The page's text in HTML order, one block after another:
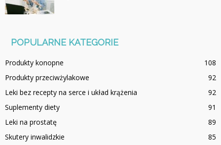
POPULARNE KATEGORIE
Produkty konopne
108
Produkty przeciwżylakowe
92
Leki bez recepty na serce i układ krążenia
92
Suplementy diety
91
Leki na prostatę
89
Skutery inwalidzkie
85